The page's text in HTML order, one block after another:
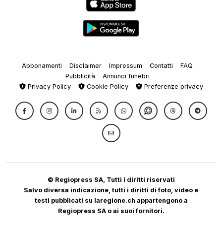
Abbonamenti Disclaimer Impressum Contatti
FAQ
Pubblicità
Annunci funebri
Privacy Policy
Cookie Policy Preferenze privacy
© Regiopress SA, Tutti i diritti riservati
Salvo diversa indicazione, tutti i diritti di foto, video e
testi pubblicati su laregione.ch appartengono a
Regiopress SA o ai suoi fornitori.